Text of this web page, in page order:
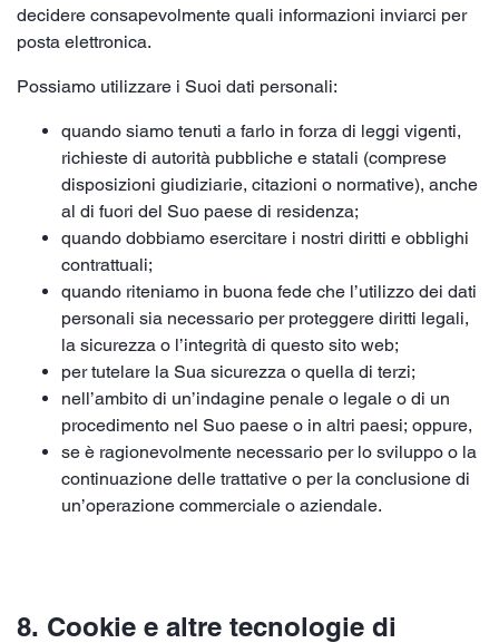
decidere consapevolmente quali informazioni inviarci per
posta elettronica.
Possiamo utilizzare i Suoi dati personali:
quando siamo tenuti a farlo in forza di leggi vigenti,
richieste di autorità pubbliche e statali (comprese
disposizioni giudiziarie, citazioni o normative), anche
al di fuori del Suo paese di residenza;
quando dobbiamo esercitare i nostri diritti e obblighi
contrattuali;
quando riteniamo in buona fede che l’utilizzo dei dati
personali sia necessario per proteggere diritti legali,
la sicurezza o l’integrità di questo sito web;
per tutelare la Sua sicurezza o quella di terzi;
nell’ambito di un’indagine penale o legale o di un
procedimento nel Suo paese o in altri paesi; oppure,
se è ragionevolmente necessario per lo sviluppo o la
continuazione delle trattative o per la conclusione di
un’operazione commerciale o aziendale.
8. Cookie e altre tecnologie di